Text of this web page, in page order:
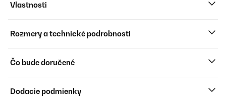
Vlastnosti
Rozmery a technické podrobnosti
Čo bude doručené
Dodacie podmienky